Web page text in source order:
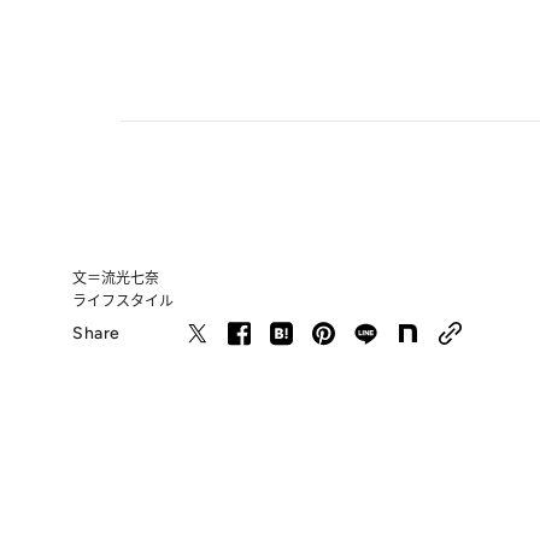
文＝流光七奈
ライフスタイル
Share